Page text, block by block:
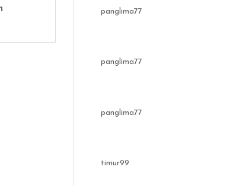
panglima77
panglima77
panglima77
timur99